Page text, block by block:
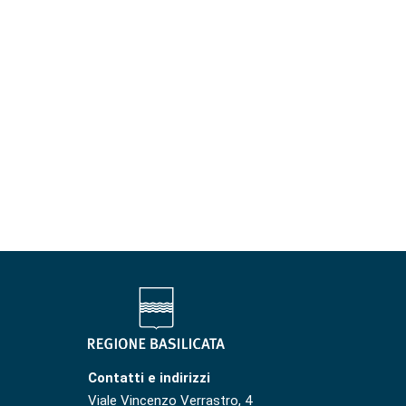
Contatti e indirizzi
Viale Vincenzo Verrastro, 4